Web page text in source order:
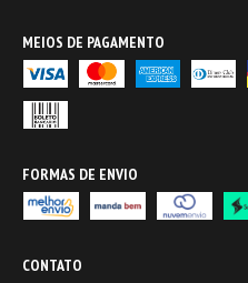
MEIOS DE PAGAMENTO
FORMAS DE ENVIO
CONTATO